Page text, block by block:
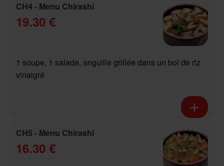
CH4 - Menu Chirashi
19.30 €
1 soupe, 1 salade, anguille grillée dans un bol de riz
vinaigré
CH5 - Menu Chirashi
16.30 €